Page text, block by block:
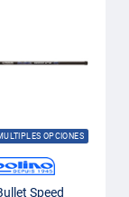
OPCIONES
Speed